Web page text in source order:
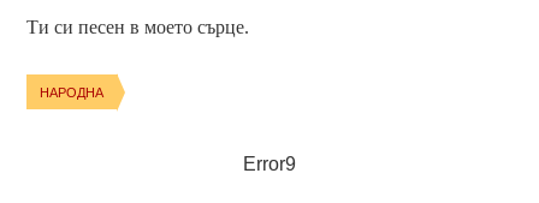
Ти си песен в моето сърце.
НАРОДНА
Error9